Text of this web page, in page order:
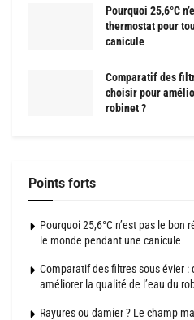
Pourquoi 25,6°C
thermostat pour
canicule
Comparatif des
choisir pour
robinet ?
Points forts
Pourquoi 25,6°C n’est pas le
le monde pendant une canicule
Comparatif des filtres sous évier
améliorer la qualité de l’eau du
Rayures ou damier ? Le champ